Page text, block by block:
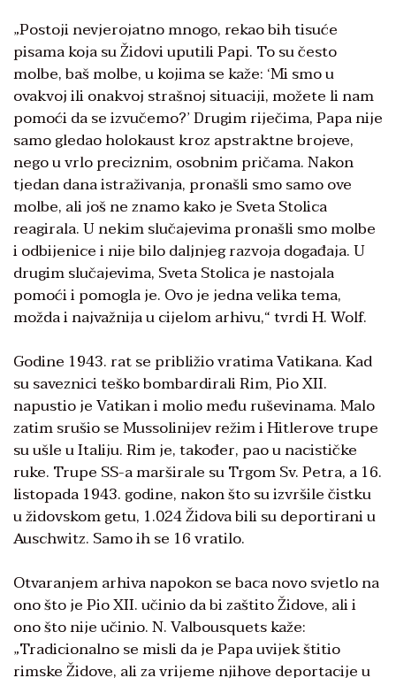
„Postoji nevjerojatno mnogo, rekao bih tisuće
pisama koja su Židovi uputili Papi. To su često
molbe, baš molbe, u kojima se kaže: ‘Mi smo u
ovakvoj ili onakvoj strašnoj situaciji, možete li nam
pomoći da se izvučemo?’ Drugim riječima, Papa nije
samo gledao holokaust kroz apstraktne brojeve,
nego u vrlo preciznim, osobnim pričama. Nakon
tjedan dana istraživanja, pronašli smo samo ove
molbe, ali još ne znamo kako je Sveta Stolica
reagirala. U nekim slučajevima pronašli smo molbe
i odbijenice i nije bilo daljnjeg razvoja događaja. U
drugim slučajevima, Sveta Stolica je nastojala
pomoći i pomogla je. Ovo je jedna velika tema,
možda i najvažnija u cijelom arhivu,“ tvrdi H. Wolf.
Godine 1943. rat se približio vratima Vatikana. Kad
su saveznici teško bombardirali Rim, Pio XII.
napustio je Vatikan i molio među ruševinama. Malo
zatim srušio se Mussolinijev režim i Hitlerove trupe
su ušle u Italiju. Rim je, također, pao u nacističke
ruke. Trupe SS-a marširale su Trgom Sv. Petra, a 16.
listopada 1943. godine, nakon što su izvršile čistku
u židovskom getu, 1.024 Židova bili su deportirani u
Auschwitz. Samo ih se 16 vratilo.
Otvaranjem arhiva napokon se baca novo svjetlo na
ono što je Pio XII. učinio da bi zaštito Židove, ali i
ono što nije učinio. N. Valbousquets kaže:
„Tradicionalno se misli da je Papa uvijek štitio
rimske Židove, ali za vrijeme njihove deportacije u